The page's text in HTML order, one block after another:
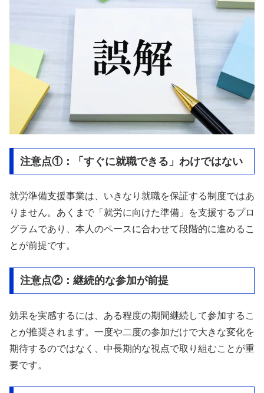
注意点①：「すぐに就職できる」わけではない
就労準備支援事業は、いきなり就職を保証する制度ではあ
りません。あくまで「就労に向けた準備」を支援するプロ
グラムであり、本人のペースに合わせて段階的に進めるこ
とが前提です。
注意点②：継続的な参加が前提
効果を実感するには、ある程度の期間継続して参加するこ
とが推奨されます。一度や二度の参加だけで大きな変化を
期待するのではなく、中長期的な視点で取り組むことが重
要です。